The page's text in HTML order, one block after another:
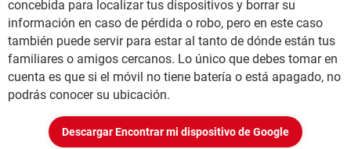
concebida para localizar tus dispositivos y borrar su
información en caso de pérdida o robo, pero en este caso
también puede servir para estar al tanto de dónde están tus
familiares o amigos cercanos. Lo único que debes tomar en
cuenta es que si el móvil no tiene batería o está apagado, no
podrás conocer su ubicación.
Descargar Encontrar mi dispositivo de Google